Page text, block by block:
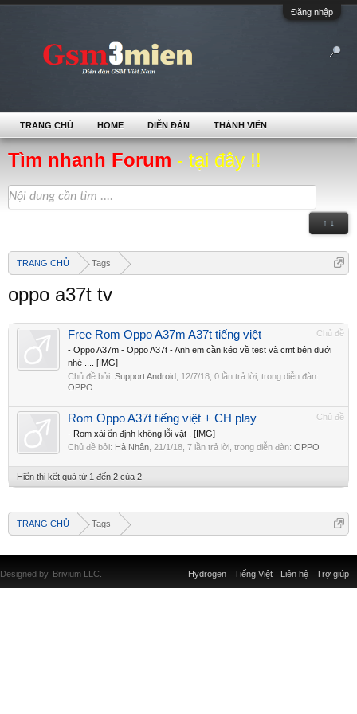
Đăng nhập
Tìm nhanh Forum - tại đây !!
↑ ↓
TRANG CHỦ Tags
oppo a37t tv
Chủ đề
Free Rom Oppo A37m A37t tiếng việt
- Oppo A37m - Oppo A37t - Anh em cần kéo về test và cmt bên dưới
nhé .... [IMG]
Chủ đề bởi: Support Android 12/7/18 , 0 lần trả lời, trong diễn đàn:
OPPO
Chủ đề
Rom Oppo A37t tiếng việt + CH play
- Rom xài ổn định không lỗi vặt . [IMG]
Chủ đề bởi: Hà Nhân 21/1/18 , 7 lần trả lời, trong diễn đàn: OPPO
Hiển thị kết quả từ 1 đến 2 của 2
TRANG CHỦ Tags
TRANG CHỦ HOME DIỄN ĐÀN THÀNH VIÊN
Liên hệ Trợ giúp
Hydrogen Tiếng Việt
Designed by Brivium LLC.